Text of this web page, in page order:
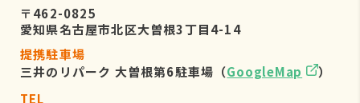
〒462-0825
愛知県名古屋市北区大曽根3丁目4-14
提携駐車場
三井のリパーク 大曽根第6駐車場（GoogleMap
）
TEL